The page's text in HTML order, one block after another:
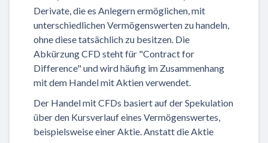
Derivate, die es Anlegern ermöglichen, mit
unterschiedlichen Vermögenswerten zu handeln,
ohne diese tatsächlich zu besitzen. Die
Abkürzung CFD steht für "Contract for
Difference" und wird häufig im Zusammenhang
mit dem Handel mit Aktien verwendet.
Der Handel mit CFDs basiert auf der Spekulation
über den Kursverlauf eines Vermögenswertes,
beispielsweise einer Aktie. Anstatt die Aktie